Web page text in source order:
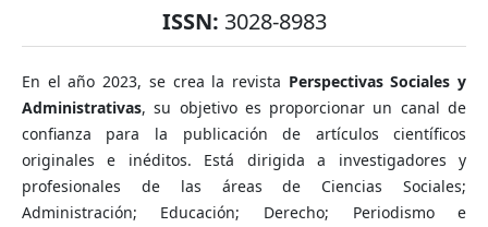
ISSN: 3028-8983
En el año 2023, se crea la revista Perspectivas Sociales y
Administrativas, su objetivo es proporcionar un canal de
confianza para la publicación de artículos científicos
originales e inéditos. Está dirigida a investigadores y
profesionales de las áreas de Ciencias Sociales;
Administración; Educación; Derecho; Periodismo e